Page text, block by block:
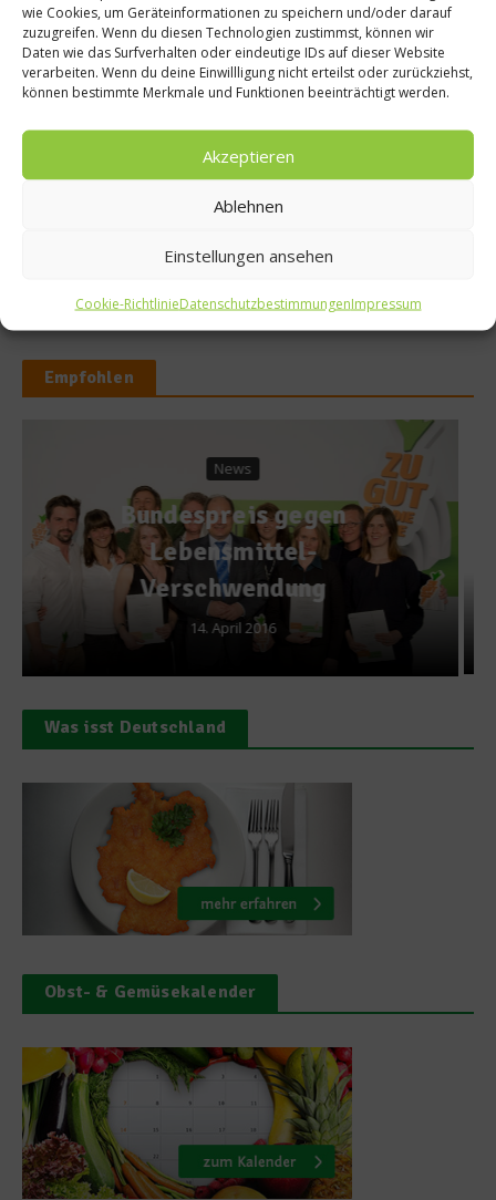
wie Cookies, um Geräteinformationen zu speichern und/oder darauf
zuzugreifen. Wenn du diesen Technologien zustimmst, können wir
Daten wie das Surfverhalten oder eindeutige IDs auf dieser Website
verarbeiten. Wenn du deine Einwillligung nicht erteilst oder zurückziehst,
können bestimmte Merkmale und Funktionen beeinträchtigt werden.
Akzeptieren
Ablehnen
Einstellungen ansehen
Cookie-RichtlinieDatenschutzbestimmungenImpressum
Beachcomber – Alles über das Restaurant
Empfohlen
Goldener Windbeutel 2014
geht an Nestlé
1. Oktober 2014
Was isst Deutschland
Obst- & Gemüsekalender